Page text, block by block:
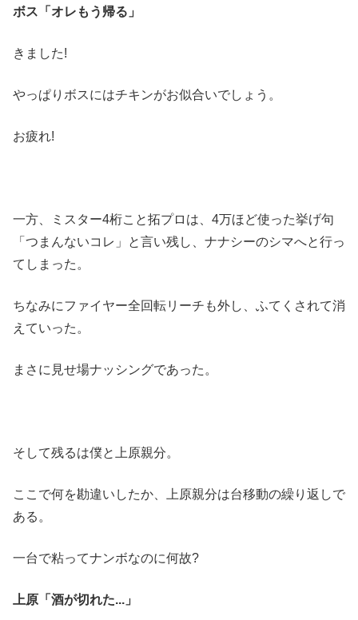
ボス「オレもう帰る」
きました!
やっぱりボスにはチキンがお似合いでしょう。
お疲れ!
一方、ミスター4桁こと拓プロは、4万ほど使った挙げ句
「つまんないコレ」と言い残し、ナナシーのシマへと行っ
てしまった。
ちなみにファイヤー全回転リーチも外し、ふてくされて消
えていった。
まさに見せ場ナッシングであった。
そして残るは僕と上原親分。
ここで何を勘違いしたか、上原親分は台移動の繰り返しで
ある。
一台で粘ってナンボなのに何故?
上原「酒が切れた...」